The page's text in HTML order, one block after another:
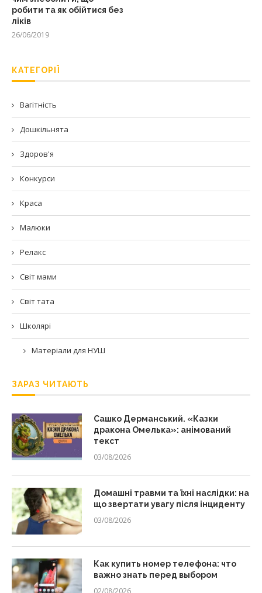
робити та як обійтися без
ліків
26/06/2019
КАТЕГОРІЇ
Вагітність
Дошкільнята
Здоров'я
Конкурси
Краса
Малюки
Релакс
Світ мами
Світ тата
Школярі
Матеріали для НУШ
ЗАРАЗ ЧИТАЮТЬ
Сашко Дерманський. «Казки
дракона Омелька»: анімований
текст
03/08/2026
Домашні травми та їхні наслідки: на
що звертати увагу після інциденту
03/08/2026
Как купить номер телефона: что
важно знать перед выбором